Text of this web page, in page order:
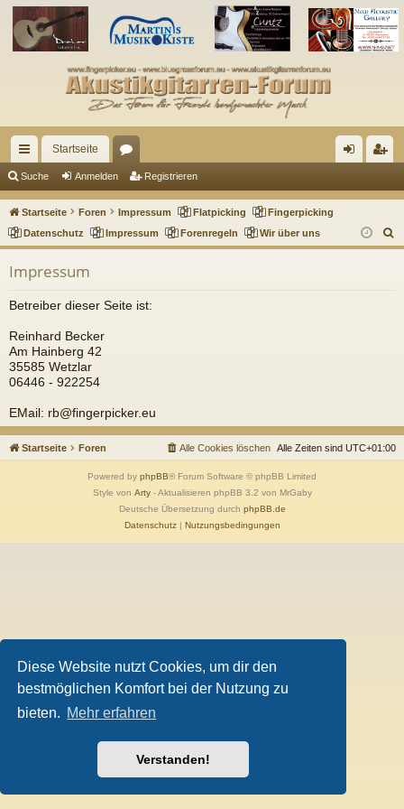
Diese Website nutzt Cookies, um dir den
bestmöglichen Komfort bei der Nutzung zu
bieten. Mehr erfahren
Verstanden!
ch
ne
llz
riff
Startseite
en m ist
rie
Suche Anmelden Registrieren
Startseite Foren Impressum Flatpicking
Fingerpicking
Datenschutz
Impressum Forenregeln Wir über uns
u
Impressum
Betreiber dieser Seite ist:
Reinhard Becker
Am Hainberg 42
35585 Wetzlar
06446 - 922254
EMail: rb@fingerpicker.eu
Startseite Foren Alle Zeiten sind UTC+01:00
Alle Cookies löschen
Powered by phpBB® Forum Software © phpBB Limited
Style von Arty- Aktualisieren phpBB 3.2 von MrGaby
Deutsche Übersetzung durch phpBB.de
Datenschutz| Nutzungsbedingungen